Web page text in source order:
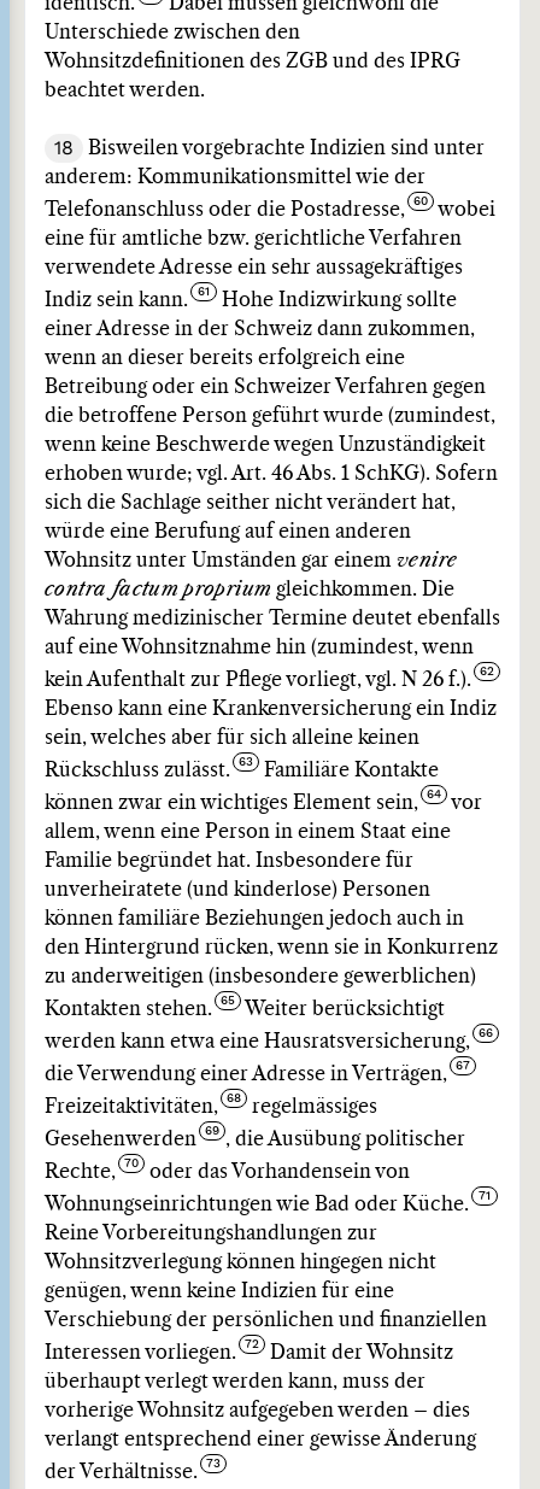
Unterschiede zwischen den
Wohnsitzdefinitionen des ZGB und des IPRG
beachtet werden.
18
Bisweilen vorgebrachte Indizien sind unter
anderem: Kommunikationsmittel wie der
Telefonanschluss oder die Postadresse,
wobei
eine für amtliche bzw. gerichtliche Verfahren
verwendete Adresse ein sehr aussagekräftiges
Indiz sein kann.
Hohe Indizwirkung sollte
einer Adresse in der Schweiz dann zukommen,
wenn an dieser bereits erfolgreich eine
Betreibung oder ein Schweizer Verfahren gegen
die betroffene Person geführt wurde (zumindest,
wenn keine Beschwerde wegen Unzuständigkeit
erhoben wurde; vgl. Art. 46 Abs. 1 SchKG). Sofern
sich die Sachlage seither nicht verändert hat,
würde eine Berufung auf einen anderen
Wohnsitz unter Umständen gar einem venire
contra factum proprium gleichkommen. Die
Wahrung medizinischer Termine deutet ebenfalls
auf eine Wohnsitznahme hin (zumindest, wenn
kein Aufenthalt zur Pflege vorliegt, vgl. N 26 f.).
Ebenso kann eine Krankenversicherung ein Indiz
sein, welches aber für sich alleine keinen
Rückschluss zulässt.
Familiäre Kontakte
können zwar ein wichtiges Element sein,
vor
allem, wenn eine Person in einem Staat eine
Familie begründet hat. Insbesondere für
unverheiratete (und kinderlose) Personen
können familiäre Beziehungen jedoch auch in
den Hintergrund rücken, wenn sie in Konkurrenz
zu anderweitigen (insbesondere gewerblichen)
Kontakten stehen.
Weiter berücksichtigt
werden kann etwa eine Hausratsversicherung,
die Verwendung einer Adresse in Verträgen,
Freizeitaktivitäten,
regelmässiges
Gesehenwerden
, die Ausübung politischer
Rechte,
oder das Vorhandensein von
Wohnungseinrichtungen wie Bad oder Küche.
Reine Vorbereitungshandlungen zur
Wohnsitzverlegung können hingegen nicht
genügen, wenn keine Indizien für eine
Verschiebung der persönlichen und finanziellen
Interessen vorliegen.
Damit der Wohnsitz
überhaupt verlegt werden kann, muss der
vorherige Wohnsitz aufgegeben werden – dies
verlangt entsprechend einer gewisse Änderung
der Verhältnisse.